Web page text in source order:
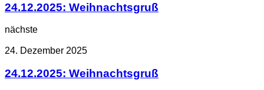
24.12.2025: Weihnachtsgruß
nächste
24. Dezember 2025
24.12.2025: Weihnachtsgruß